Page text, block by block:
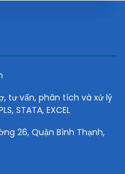
tư vấn, phân tích và xử lý
STATA, EXCEL
26, Quận Bình Thạnh,